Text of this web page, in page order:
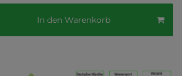
In den Warenkorb